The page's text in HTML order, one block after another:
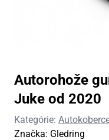
Autorohože
Juke od 2020
Kategórie:
Značka: Gledring